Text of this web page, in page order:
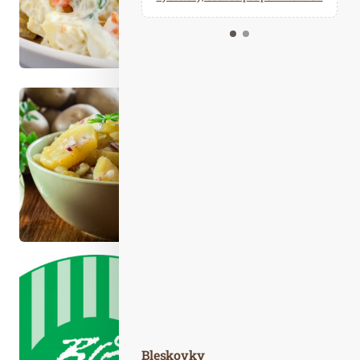
Kalendář událostí
Odebírejte náš newsletter
Bleskovky